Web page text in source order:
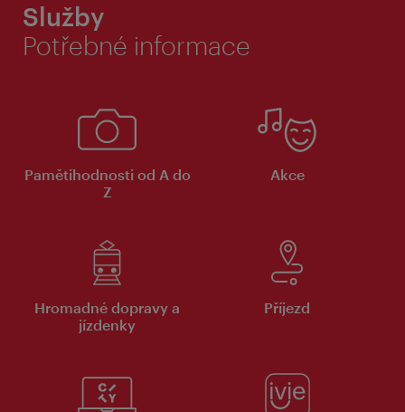
Služby
Potřebné informace
Pamětihodnosti od A do
Z
Akce
Hromadné dopravy a
jízdenky
Příjezd